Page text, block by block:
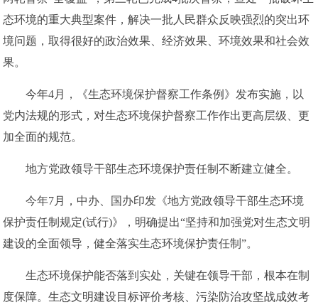
态环境的重大典型案件，解决一批人民群众反映强烈的突出环
境问题，取得很好的政治效果、经济效果、环境效果和社会效
果。
今年4月，《生态环境保护督察工作条例》发布实施，以
党内法规的形式，对生态环境保护督察工作作出更高层级、更
加全面的规范。
地方党政领导干部生态环境保护责任制不断建立健全。
今年7月，中办、国办印发《地方党政领导干部生态环境
保护责任制规定(试行)》，明确提出“坚持和加强党对生态文明
建设的全面领导，健全落实生态环境保护责任制”。
生态环境保护能否落到实处，关键在领导干部，根本在制
度保障。生态文明建设目标评价考核、污染防治攻坚战成效考